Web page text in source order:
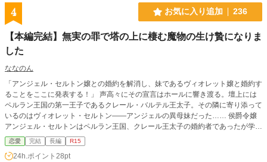
ラ達も留学してきて楽しい学園生活は不穏な空気を孕みつつ進んでいく。 第
二章は青春恋愛モード全開のシリアス＆ラブコメディ風になる予定です。 ベ
アトリーチェを巡る新しい恋の予感もお楽しみに！ ※印は回帰前の物語で
す。
4 お気に入り追加 236
【本編完結】無実の罪で塔の上に棲む魔物の生け贄になりま
した
ななのん
「アンジェル・セルトン嬢との婚約を解消し、妹であるヴィオレット嬢と婚約す
ることをここに発表する！」 声高々にその宣言はホールに響き渡る。壇上には
ペルラン王国の第一王子であるクレール・バルテル王太子。その隣に寄り添って
いるのはヴィオレット・セルトン――アンジェルの異母妹だった…… 侯爵令嬢
アンジェル・セルトンはペルラン王国、クレール王太子の婚約者であったが学園
の創立記念パーティーの日に婚約破棄されてしまう。更にその場で告げられたの
はアンジェルの異母妹、ヴィオレットとの婚約だった。 しかし幼い頃から厳し
い妃教育を受けてきたアンジェルに比べて甘やかされて育ったヴィオレットはそ
恋愛 完結 長編 R15
24h.ポイント 28pt